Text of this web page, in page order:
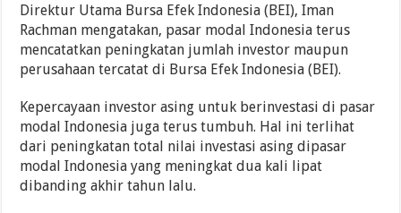
Direktur Utama Bursa Efek Indonesia (BEI), Iman
Rachman mengatakan, pasar modal Indonesia terus
mencatatkan peningkatan jumlah investor maupun
perusahaan tercatat di Bursa Efek Indonesia (BEI).
Kepercayaan investor asing untuk berinvestasi di pasar
modal Indonesia juga terus tumbuh. Hal ini terlihat
dari peningkatan total nilai investasi asing dipasar
modal Indonesia yang meningkat dua kali lipat
dibanding akhir tahun lalu.